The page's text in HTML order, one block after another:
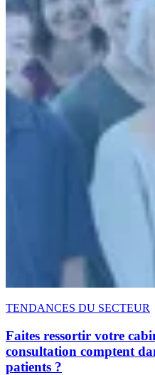
TENDANCES DU SECTEUR
Faites ressortir votre
consultation comptent
patients ?